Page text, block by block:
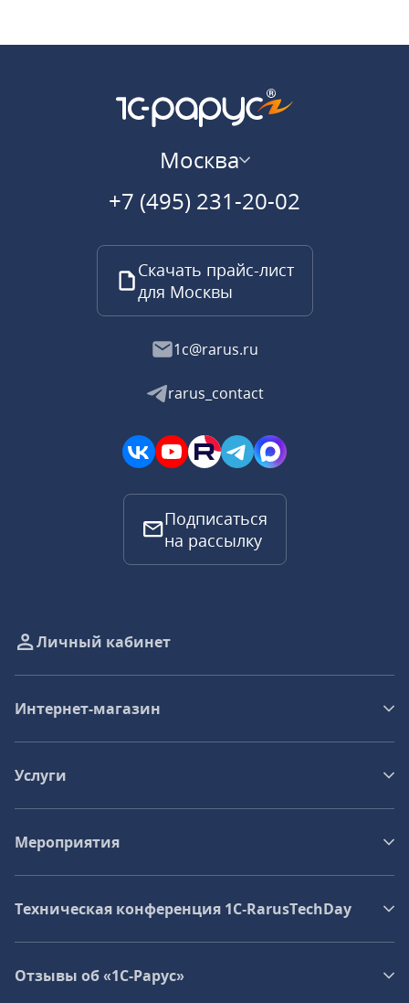
Москва
+7 (495) 231-20-02
Скачать прайс-лист
для Москвы
1c@rarus.ru
rarus_contact
Подписаться
на рассылку
Личный кабинет
Интернет-магазин
Услуги
Мероприятия
Техническая конференция 1C‑RarusTechDay
Отзывы об «1С-Рарус»